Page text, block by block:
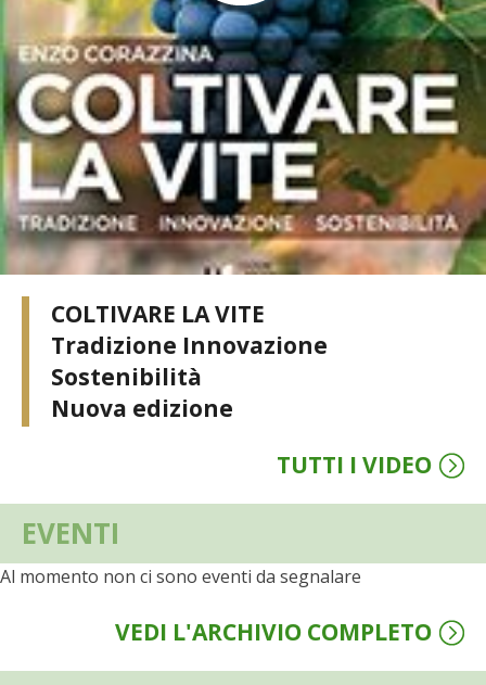
COLTIVARE LA VITE
Tradizione Innovazione
Sostenibilità
Nuova edizione
TUTTI I VIDEO
EVENTI
Al momento non ci sono eventi da segnalare
VEDI L'ARCHIVIO COMPLETO